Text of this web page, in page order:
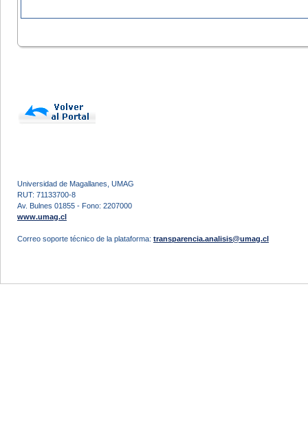
Universidad de Magallanes, UMAG
RUT: 71133700-8
Av. Bulnes 01855 - Fono: 2207000
www.umag.cl
Correo soporte técnico de la plataforma: transparencia.analisis@umag.cl